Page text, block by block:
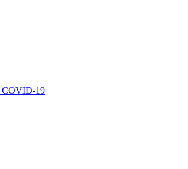
COVID-19